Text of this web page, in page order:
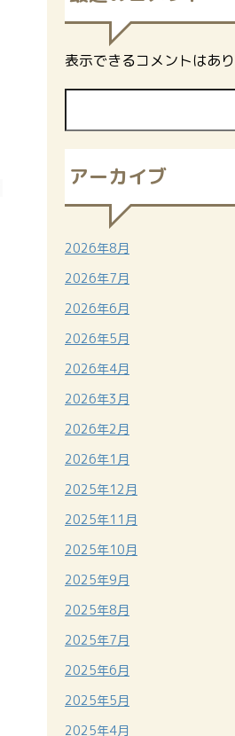
表示できるコメントはあり
アーカイブ
2026年8月
2026年7月
2026年6月
2026年5月
2026年4月
2026年3月
2026年2月
2026年1月
2025年12月
2025年11月
2025年10月
2025年9月
2025年8月
2025年7月
2025年6月
2025年5月
2025年4月